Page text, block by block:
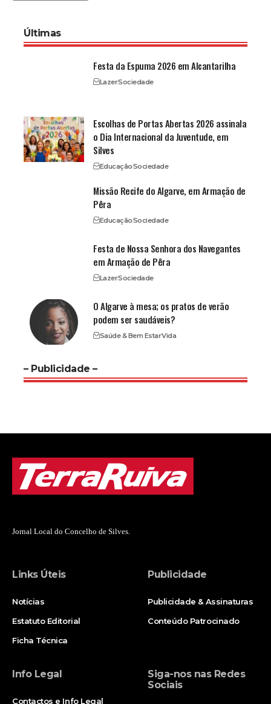
Últimas
Festa da Espuma 2026 em Alcantarilha
LazerSociedade
Escolhas de Portas Abertas 2026 assinala
o Dia Internacional da Juventude, em
Silves
EducaçãoSociedade
Missão Recife do Algarve, em Armação de
Pêra
EducaçãoSociedade
Festa de Nossa Senhora dos Navegantes
em Armação de Pêra
LazerSociedade
O Algarve à mesa; os pratos de verão
podem ser saudáveis?
Saúde & Bem EstarVida
– Publicidade –
Jornal Local do Concelho de Silves.
Links Úteis
Notícias
Estatuto Editorial
Ficha Técnica
Publicidade
Publicidade & Assinaturas
Conteúdo Patrocinado
Info Legal
Contactos e Info Legal
Siga-nos nas Redes
Sociais